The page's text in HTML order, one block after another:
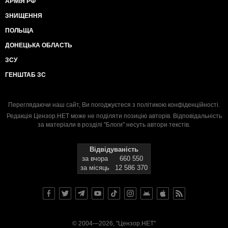
ЗНИЩЕННЯ
ПОЛЬЩА
ДОНЕЦЬКА ОБЛАСТЬ
ЗСУ
ГЕНШТАБ ЗС
Переглядаючи наш сайт, Ви погоджуєтеся з політикою конфіденційності.
Редакція Цензор.НЕТ може не поділяти позицію авторів. Відповідальність
за матеріали в розділі "Блоги" несуть автори текстів.
Відвідуваність
за вчора
660 550
за місяць
12 586 370
© 2004—2026, "Цензор.НЕТ"